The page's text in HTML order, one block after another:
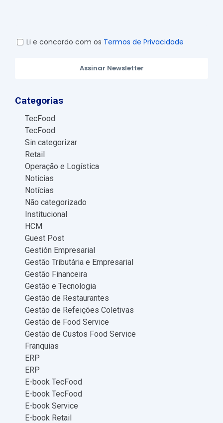
Li e concordo com os Termos de Privacidade
Assinar Newsletter
Categorias
TecFood
TecFood
Sin categorizar
Retail
Operação e Logística
Noticias
Notícias
Não categorizado
Institucional
HCM
Guest Post
Gestión Empresarial
Gestão Tributária e Empresarial
Gestão Financeira
Gestão e Tecnologia
Gestão de Restaurantes
Gestão de Refeições Coletivas
Gestão de Food Service
Gestão de Custos Food Service
Franquias
ERP
ERP
E-book TecFood
E-book TecFood
E-book Service
E-book Retail